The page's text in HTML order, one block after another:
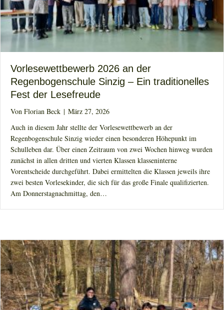
Vorlesewettbewerb 2026 an der
Regenbogenschule Sinzig – Ein traditionelles
Fest der Lesefreude
Von Florian Beck | März 27, 2026
Auch in diesem Jahr stellte der Vorlesewettbewerb an der
Regenbogenschule Sinzig wieder einen besonderen Höhepunkt im
Schulleben dar. Über einen Zeitraum von zwei Wochen hinweg wurden
zunächst in allen dritten und vierten Klassen klasseninterne
Vorentscheide durchgeführt. Dabei ermittelten die Klassen jeweils ihre
zwei besten Vorlesekinder, die sich für das große Finale qualifizierten.
Am Donnerstagnachmittag, den…